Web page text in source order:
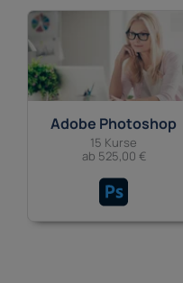
Adobe Photoshop
15 Kurse
ab 525,00 €